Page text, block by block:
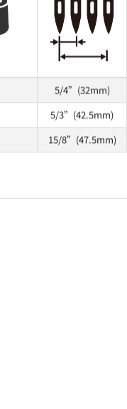
5/4”(32mm)
5/3”(42.5mm)
15/8”(47.5mm)